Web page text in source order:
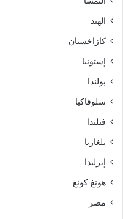
الهند
كازاخستان
إستونيا
بولندا
سلوفاكيا
فنلندا
بلغاريا
إيرلندا
هونغ كونغ
مصر